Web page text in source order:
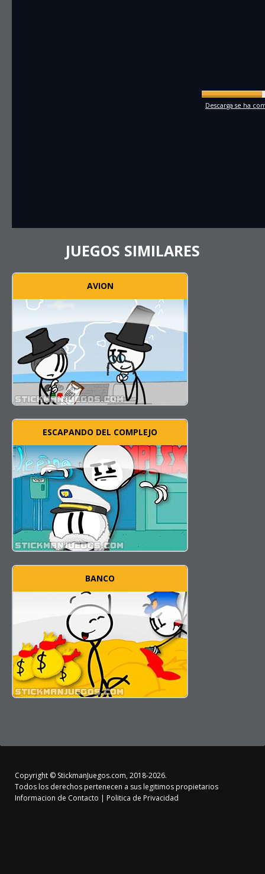
Descarga se ha
JUEGOS SIMILARES
AVION
ESCAPANDO DEL COMPLEJO
BANCO
Copyright © StickmanJuegos.com, 2018-2026.
Todos los derechos pertenecen a sus legitimos propietarios
Informacion de Contacto | Politica de Privacidad